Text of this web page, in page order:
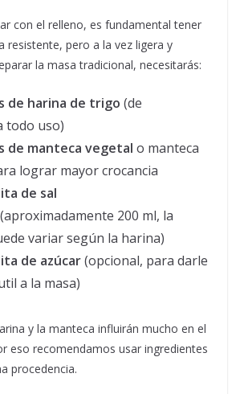
con el relleno, es fundamental tener
resistente, pero a la vez ligera y
la masa tradicional, necesitarás:
de harina de trigo (de
todo uso)
de manteca vegetal o manteca
lograr mayor crocancia
de sal
(aproximadamente 200 ml, la
variar según la harina)
de azúcar(opcional, para darle
a la masa)
y la manteca influirán mucho en el
eso recomendamos usar ingredientes
procedencia.